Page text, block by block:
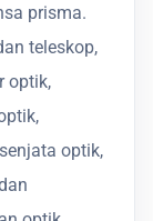
prisma.
teleskop,
optik,
optik,